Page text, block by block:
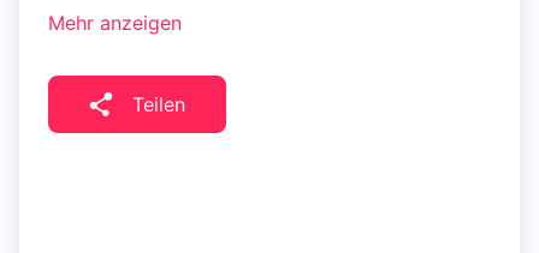
Mehr anzeigen
Teilen